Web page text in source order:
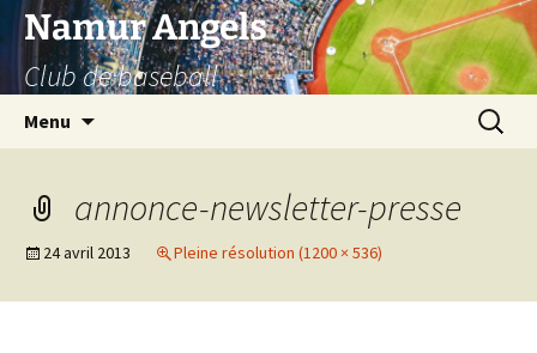
Aller
au
contenu
Namur Angels
Club de baseball
Menu
annonce-newsletter-presse
24 avril 2013 Pleine résolution (1200 × 536)